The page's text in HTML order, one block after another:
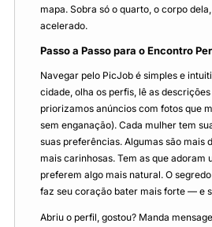
mapa. Sobra só o quarto, o corpo
acelerado.
Passo a Passo para o Encontro
Navegar pelo PicJob é simples e
cidade, olha os perfis, lê as
priorizamos anúncios com fotos que
sem enganação). Cada mulher tem
suas preferências. Algumas são mais
mais carinhosas. Tem as que adoram
preferem algo mais natural. O
faz seu coração bater mais forte — e
Abriu o perfil, gostou? Manda